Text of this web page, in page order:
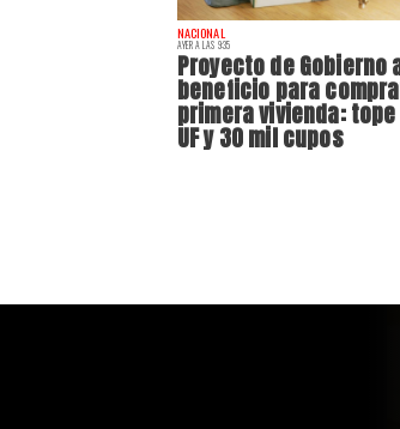
NACIONAL
AYER A LAS 9:35
Proyecto de Gobierno
beneficio para
primera vivienda:
UF y 30 mil cupos